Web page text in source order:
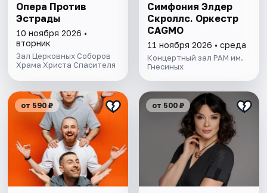
Опера Против
Эстрады
10 ноября 2026 •
вторник
Зал Церковных Соборов
Храма Христа Спасителя
Симфония Элдер
Скроллс. Оркестр
CAGMO
11 ноября 2026 • среда
Концертный зал РАМ им.
Гнесиных
от 590 ₽ от 500 ₽